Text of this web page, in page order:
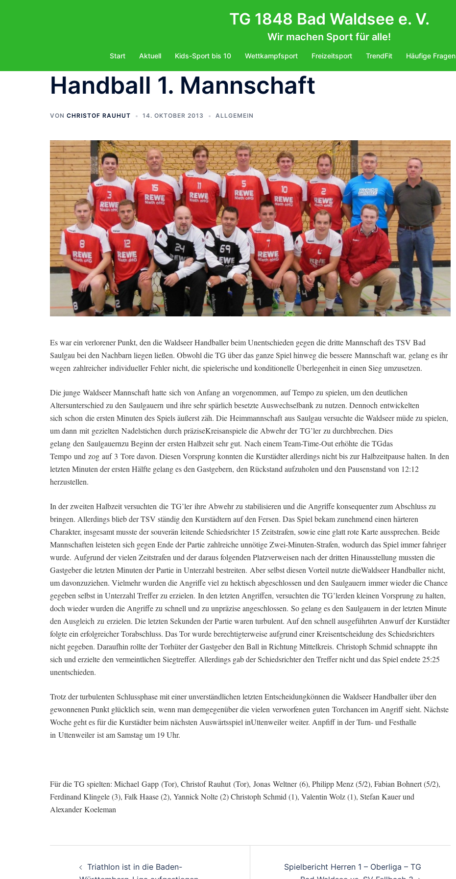
TG 1848 Bad Waldsee e. V.
Wir machen Sport für alle!
Start Aktuell Kids-Sport bis 10 Wettkampfsport Freizeitsport TrendFit Häufige Fragen
Handball 1. Mannschaft
VON CHRISTOF RAUHUT 14. OKTOBER 2013 ALLGEMEIN
Es war ein verlorener Punkt, den die Waldseer Handballer beim Unentschieden gegen die dritte Mannschaft des TSV Bad
Saulgau bei den Nachbarn liegen ließen. Obwohl die TG über das ganze Spiel hinweg die bessere Mannschaft war, gelang es ihr
wegen zahlreicher individueller Fehler nicht, die spielerische und konditionelle Überlegenheit in einen Sieg umzusetzen.
Die junge Waldseer Mannschaft hatte sich von Anfang an vorgenommen, auf Tempo zu spielen, um den deutlichen
Altersunterschied zu den Saulgauern und ihre sehr spärlich besetzte Auswechselbank zu nutzen. Dennoch entwickelten
sich schon die ersten Minuten des Spiels äußerst zäh. Die Heimmannschaft aus Saulgau versuchte die Waldseer müde zu spielen,
um dann mit gezielten Nadelstichen durch präziseKreisanspiele die Abwehr der TG’ler zu durchbrechen. Dies
gelang den Saulgauernzu Beginn der ersten Halbzeit sehr gut. Nach einem Team-Time-Out erhöhte die TGdas
Tempo und zog auf 3 Tore davon. Diesen Vorsprung konnten die Kurstädter allerdings nicht bis zur Halbzeitpause halten. In den
letzten Minuten der ersten Hälfte gelang es den Gastgebern, den Rückstand aufzuholen und den Pausenstand von 12:12
herzustellen.
In der zweiten Halbzeit versuchten die TG’ler ihre Abwehr zu stabilisieren und die Angriffe konsequenter zum Abschluss zu
bringen. Allerdings blieb der TSV ständig den Kurstädtern auf den Fersen. Das Spiel bekam zunehmend einen härteren
Charakter, insgesamt musste der souverän leitende Schiedsrichter 15 Zeitstrafen, sowie eine glatt rote Karte aussprechen. Beide
Mannschaften leisteten sich gegen Ende der Partie zahlreiche unnötige Zwei-Minuten-Strafen, wodurch das Spiel immer fahriger
wurde. Aufgrund der vielen Zeitstrafen und der daraus folgenden Platzverweisen nach der dritten Hinausstellung mussten die
Gastgeber die letzten Minuten der Partie in Unterzahl bestreiten. Aber selbst diesen Vorteil nutzte dieWaldseer Handballer nicht,
um davonzuziehen. Vielmehr wurden die Angriffe viel zu hektisch abgeschlossen und den Saulgauern immer wieder die Chance
gegeben selbst in Unterzahl Treffer zu erzielen. In den letzten Angriffen, versuchten die TG’lerden kleinen Vorsprung zu halten,
doch wieder wurden die Angriffe zu schnell und zu unpräzise angeschlossen. So gelang es den Saulgauern in der letzten Minute
den Ausgleich zu erzielen. Die letzten Sekunden der Partie waren turbulent. Auf den schnell ausgeführten Anwurf der Kurstädter
folgte ein erfolgreicher Torabschluss. Das Tor wurde berechtigterweise aufgrund einer Kreisentscheidung des Schiedsrichters
nicht gegeben. Daraufhin rollte der Torhüter der Gastgeber den Ball in Richtung Mittelkreis. Christoph Schmid schnappte ihn
sich und erzielte den vermeintlichen Siegtreffer. Allerdings gab der Schiedsrichter den Treffer nicht und das Spiel endete 25:25
unentschieden.
Trotz der turbulenten Schlussphase mit einer unverständlichen letzten Entscheidungkönnen die Waldseer Handballer über den
gewonnenen Punkt glücklich sein, wenn man demgegenüber die vielen verworfenen guten Torchancen im Angriff sieht. Nächste
Woche geht es für die Kurstädter beim nächsten Auswärtsspiel inUttenweiler weiter. Anpfiff in der Turn- und Festhalle
in Uttenweiler ist am Samstag um 19 Uhr.
Für die TG spielten: Michael Gapp (Tor), Christof Rauhut (Tor), Jonas Weltner (6), Philipp Menz (5/2), Fabian Bohnert (5/2),
Ferdinand Klingele (3), Falk Haase (2), Yannick Nolte (2) Christoph Schmid (1), Valentin Wolz (1), Stefan Kauer und
Alexander Koeleman
Beitragsnavigation
Triathlon ist in die Baden-
Spielbericht Herren 1 – Oberliga – TG